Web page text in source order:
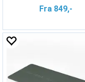
Fra 849,-